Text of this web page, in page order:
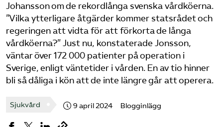
Logga in på Arbetsgivarguiden
Sök på vardforetagarna.se
In English
Johansson om de rekordlånga svenska vårdköerna.
”Vilka ytterligare åtgärder kommer statsrådet och
regeringen att vidta för att förkorta de långa
vårdköerna?” Just nu, konstaterade Jonsson,
väntar över 172 000 patienter på operation i
Sverige, enligt väntetider i vården. En av tio hinner
bli så dåliga i kön att de inte längre går att operera.
Sjukvård 9 april 2024 Blogginlägg